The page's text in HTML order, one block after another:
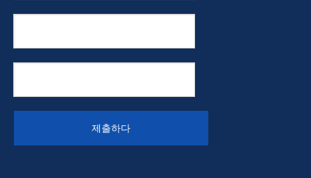
제출하다